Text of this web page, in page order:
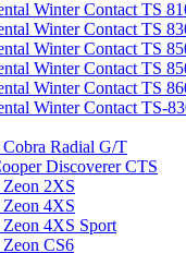
Winter Contact TS
Winter Contact TS
Winter Contact TS
Winter Contact TS
Winter Contact TS
Winter Contact TS-
Radial G/T
Discoverer CTS
2XS
4XS
4XS Sport
CS6